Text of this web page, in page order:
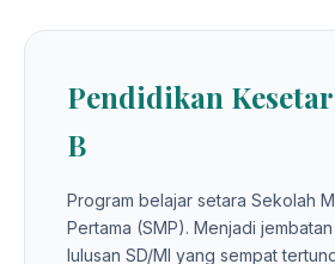
Pendidikan
B
Program belajar setara Sekolah
Pertama (SMP). Menjadi
lulusan SD/MI yang sempat